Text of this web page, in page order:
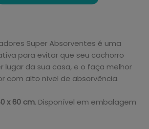
Super Absorventes é uma
para evitar que seu cachorro
lugar da sua casa, e o faça melhor
com alto nível de absorvência.
x 60 cm. Disponível em embalagem